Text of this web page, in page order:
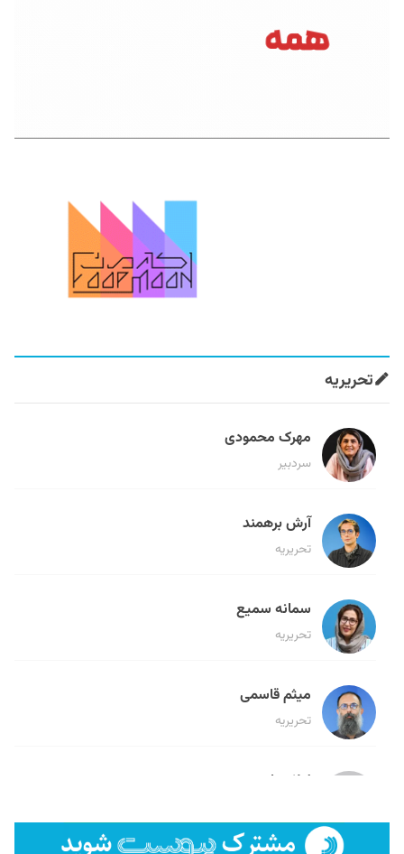
تحریریه
مهرک محمودی
سردبیر
آرش برهمند
تحریریه
سمانه سمیع
تحریریه
میثم قاسمی
تحریریه
لیلا حنارود